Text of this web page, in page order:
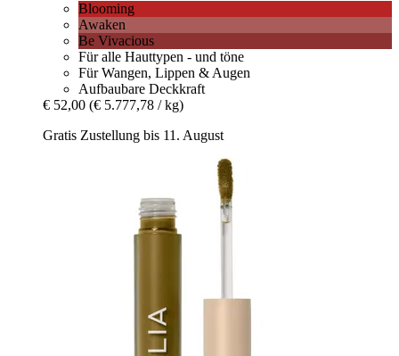
Blooming
Awaken
Be Vivacious
Für alle Hauttypen - und töne
Für Wangen, Lippen & Augen
Aufbaubare Deckkraft
€ 52,00 (€ 5.777,78 / kg)
Gratis Zustellung bis 11. August